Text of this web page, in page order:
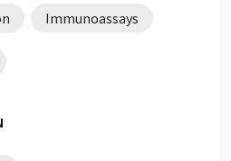
Immunoassays